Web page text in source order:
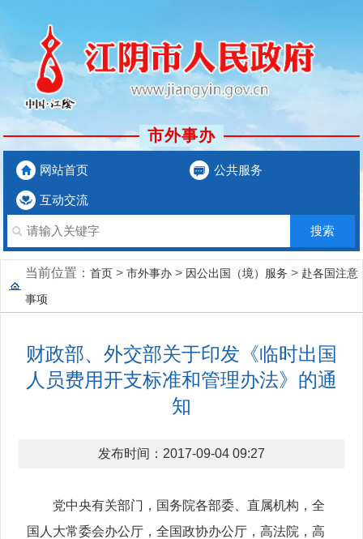
市外事办
网站首页 公共服务
互动交流
当前位置： 首页 > 市外事办 > 因公出国（境）服务 > 赴各国注意
事项
财政部、外交部关于印发《临时出国
人员费用开支标准和管理办法》的通
知
发布时间：2017-09-04 09:27
党中央有关部门，国务院各部委、直属机构，全
国人大常委会办公厅，全国政协办公厅，高法院，高